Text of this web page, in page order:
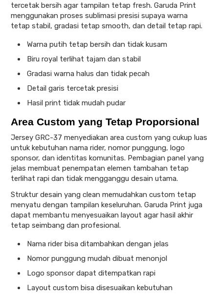
tercetak bersih agar tampilan tetap fresh. Garuda Print
menggunakan proses sublimasi presisi supaya warna
tetap stabil, gradasi tetap smooth, dan detail tetap rapi.
Warna putih tetap bersih dan tidak kusam
Biru royal terlihat tajam dan stabil
Gradasi warna halus dan tidak pecah
Detail garis tercetak presisi
Hasil print tidak mudah pudar
Area Custom yang Tetap Proporsional
Jersey GRC-37 menyediakan area custom yang cukup luas
untuk kebutuhan nama rider, nomor punggung, logo
sponsor, dan identitas komunitas. Pembagian panel yang
jelas membuat penempatan elemen tambahan tetap
terlihat rapi dan tidak mengganggu desain utama.
Struktur desain yang clean memudahkan custom tetap
menyatu dengan tampilan keseluruhan. Garuda Print juga
dapat membantu menyesuaikan layout agar hasil akhir
tetap seimbang dan profesional.
Nama rider bisa ditambahkan dengan jelas
Nomor punggung mudah dibuat menonjol
Logo sponsor dapat ditempatkan rapi
Layout custom bisa disesuaikan kebutuhan